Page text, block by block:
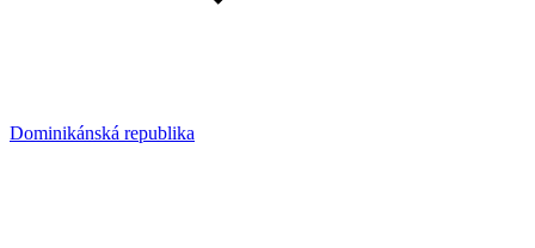
Dominikánská republika